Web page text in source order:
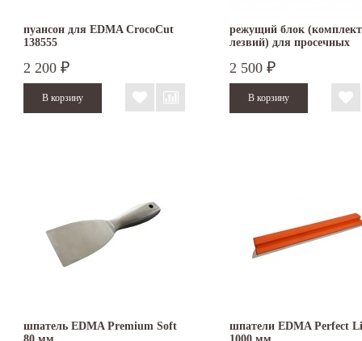
пуансон для EDMA CrocoCut
138555
2 200 ₽
режущий блок (комплект
лезвий) для просечных
2 500 ₽
шпатель EDMA Premium Soft
шпатели EDMA Perfect